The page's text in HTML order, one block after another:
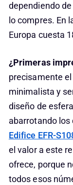
dependiendo
lo compres. En
Europa cuesta
¿Primeras
precisamente
minimalista y
diseño de
abarrotando
Edifice EFR-
el valor a este
ofrece, porque
todos esos